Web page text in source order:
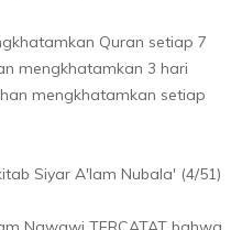
Quran setiap 7
mengkhatamkan 3 hari
mengkhatamkan setiap
Siyar A'lam Nubala' (4/51)